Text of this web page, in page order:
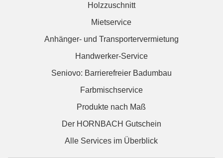
Holzzuschnitt
Mietservice
Anhänger- und Transportervermietung
Handwerker-Service
Seniovo: Barrierefreier Badumbau
Farbmischservice
Produkte nach Maß
Der HORNBACH Gutschein
Alle Services im Überblick